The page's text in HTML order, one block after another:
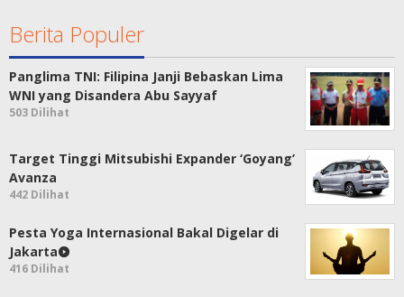
Berita Populer
Panglima TNI: Filipina Janji Bebaskan Lima
WNI yang Disandera Abu Sayyaf
503 Dilihat
Target Tinggi Mitsubishi Expander ‘Goyang’
Avanza
442 Dilihat
Pesta Yoga Internasional Bakal Digelar di
Jakarta
416 Dilihat